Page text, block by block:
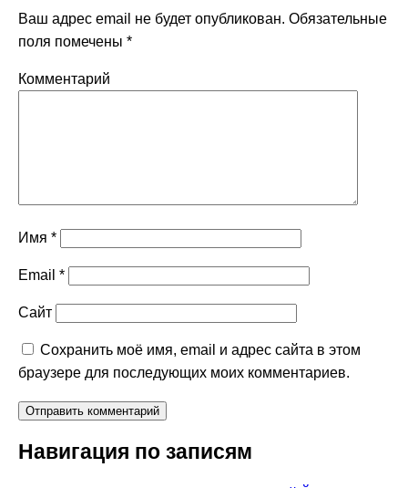
Ваш адрес email не будет опубликован. Обязательные
поля помечены *
Комментарий
Имя *
Email *
Сайт
Сохранить моё имя, email и адрес сайта в этом
браузере для последующих моих комментариев.
Навигация по записям